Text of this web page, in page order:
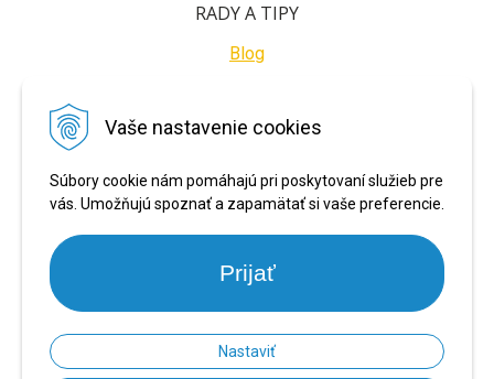
Vaše nastavenie cookies
Súbory cookie nám pomáhajú pri poskytovaní služieb pre
vás. Umožňujú spoznať a zapamätať si vaše preferencie.
Prijať
Nastaviť
RADY A TIPY
Blog
BEZPEČNÉ PLATBY